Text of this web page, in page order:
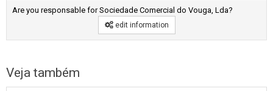
Are you responsable for Sociedade Comercial do Vouga, Lda?
edit information
Veja também